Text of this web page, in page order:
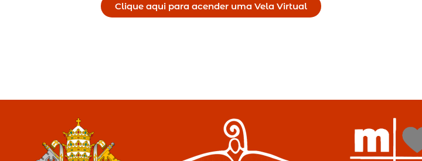
Clique aqui para acender uma Vela Virtual